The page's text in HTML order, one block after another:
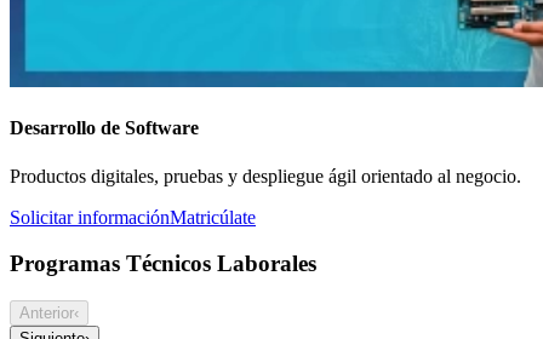
Desarrollo de Software
Productos digitales, pruebas y despliegue ágil orientado al negocio.
Solicitar informaciónMatricúlate
Programas Técnicos Laborales
Anterior‹